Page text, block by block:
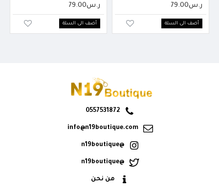
ر.س79.00
أضف الى السلة
ر.س79.00
أضف الى السلة
0557531872
info@n19boutique.com
@n19boutique
@n19boutique
من نحن